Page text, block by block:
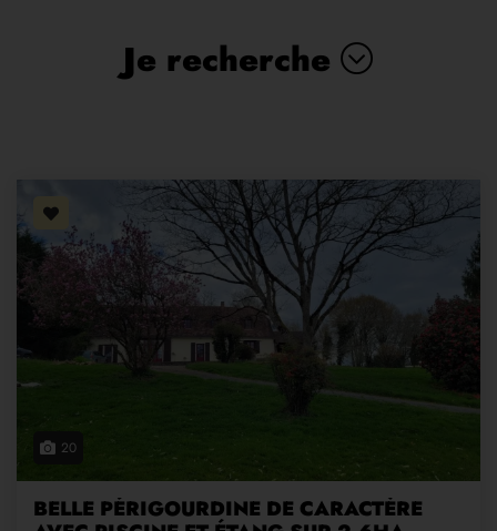
Je recherche
20
BELLE PÉRIGOURDINE DE CARACTÈRE